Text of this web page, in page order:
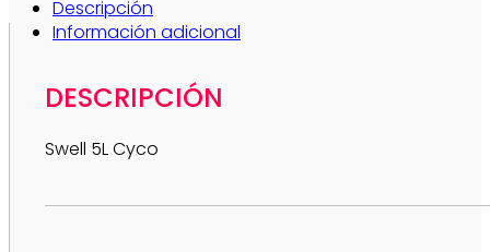
Descripción
Información adicional
DESCRIPCIÓN
Swell 5L Cyco